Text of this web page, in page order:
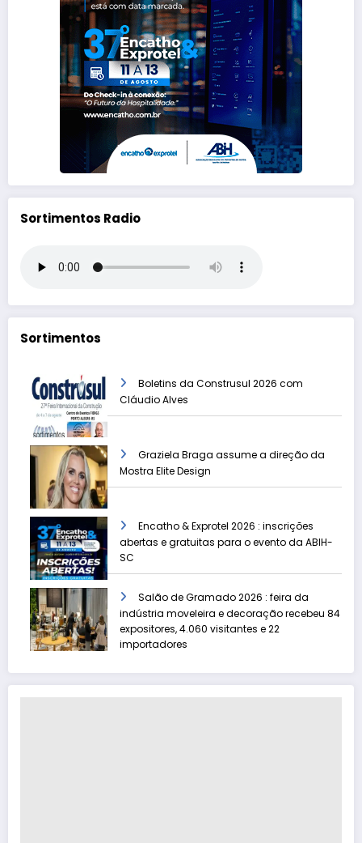
Sortimentos Radio
Sortimentos
Boletins da Construsul 2026 com
Cláudio Alves
Graziela Braga assume a direção da
Mostra Elite Design
Encatho & Exprotel 2026 : inscrições
abertas e gratuitas para o evento da ABIH-
SC
Salão de Gramado 2026 : feira da
indústria moveleira e decoração recebeu 84
expositores, 4.060 visitantes e 22
importadores